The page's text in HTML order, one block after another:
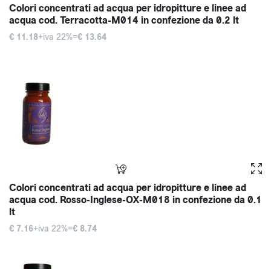
Colori concentrati ad acqua per idropitture e linee ad
acqua cod. Terracotta-M014 in confezione da 0.2 lt
€ 11.18+iva 22%=€ 13.64
Colori concentrati ad acqua per idropitture e linee ad
acqua cod. Rosso-Inglese-OX-M018 in confezione da 0.1
lt
€ 7.16+iva 22%=€ 8.74